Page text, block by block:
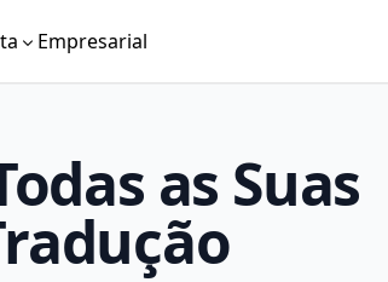
Empresarial
as Suas